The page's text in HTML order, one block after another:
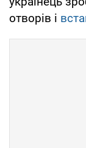
отворів і